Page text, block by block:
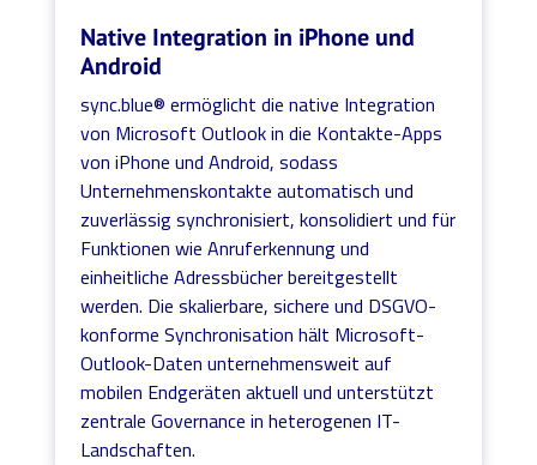
Native Integration in iPhone und
Android
sync.blue® ermöglicht die native Integration
von Microsoft Outlook in die Kontakte-Apps
von iPhone und Android, sodass
Unternehmenskontakte automatisch und
zuverlässig synchronisiert, konsolidiert und für
Funktionen wie Anruferkennung und
einheitliche Adressbücher bereitgestellt
werden. Die skalierbare, sichere und DSGVO-
konforme Synchronisation hält Microsoft-
Outlook-Daten unternehmensweit auf
mobilen Endgeräten aktuell und unterstützt
zentrale Governance in heterogenen IT-
Landschaften.